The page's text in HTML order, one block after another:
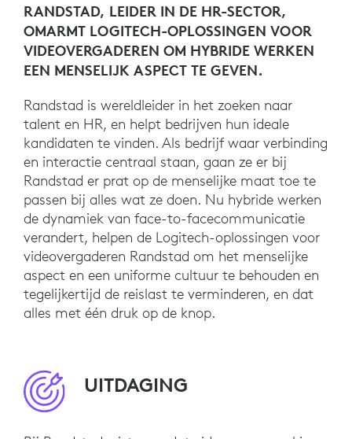
RANDSTAD, LEIDER IN DE HR-SECTOR,
OMARMT LOGITECH-OPLOSSINGEN VOOR
VIDEOVERGADEREN OM HYBRIDE WERKEN
EEN MENSELIJK ASPECT TE GEVEN.
Randstad is wereldleider in het zoeken naar
talent en HR, en helpt bedrijven hun ideale
kandidaten te vinden. Als bedrijf waar verbinding
en interactie centraal staan, gaan ze er bij
Randstad er prat op de menselijke maat toe te
passen bij alles wat ze doen. Nu hybride werken
de dynamiek van face-to-facecommunicatie
verandert, helpen de Logitech-oplossingen voor
videovergaderen Randstad om het menselijke
aspect en een uniforme cultuur te behouden en
tegelijkertijd de reislast te verminderen, en dat
alles met één druk op de knop.
UITDAGING